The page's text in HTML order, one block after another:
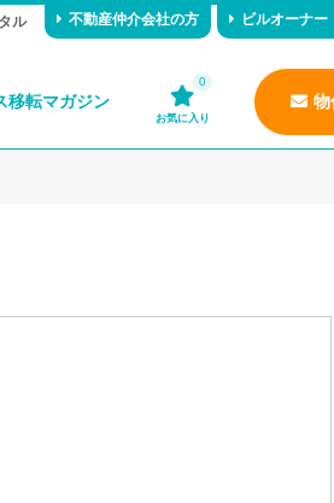
ル 不動産仲介会社の方 ビルオーナー
移転マガジン
0
お気に入り
物